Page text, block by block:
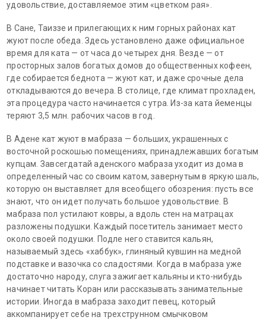
удовольствие, доставляемое этим «цветком рая».
В Сане, Таиззе и прилегающих к ним горных районах кат
жуют после обеда. Здесь установлено даже официальное
время для ката — от часа до четырех дня. Везде — от
просторных залов богатых домов до общественных кофеен,
где собирается беднота — жуют кат, и даже срочные дела
откладываются до вечера. В столице, где климат прохладен,
эта процедура часто начинается с утра. Из-за ката йеменцы
теряют 3,5 млн. рабочих часов в год.
В Адене кат жуют в мабраза — больших, украшенных с
восточной роскошью помещениях, принадлежавших богатым
купцам. Завсегдатай аденского мабраза уходит из дома в
определенный час со своим катом, завернутым в яркую шаль,
которую он выставляет для всеобщего обозрения: пусть все
знают, что он идет получать большое удовольствие. В
мабраза пол устилают ковры, а вдоль стен на матрацах
разложены подушки. Каждый посетитель занимает место
около своей подушки. Подле него ставится кальян,
называемый здесь «хаббук», глиняный кувшин на медной
подставке и вазочка со сладостями. Когда в мабраза уже
достаточно народу, слуга зажигает кальяны и кто-нибудь
начинает читать Коран или рассказывать занимательные
истории. Иногда в мабраза заходит певец, который
аккомпанирует себе на трехструнном смычковом